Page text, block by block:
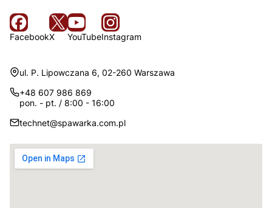
FacebookX YouTubeInstagram
Adres:
ul. P. Lipowczana 6, 02-260 Warszawa
+48 607 986 869
pon. - pt. / 8:00 - 16:00
technet@spawarka.com.pl